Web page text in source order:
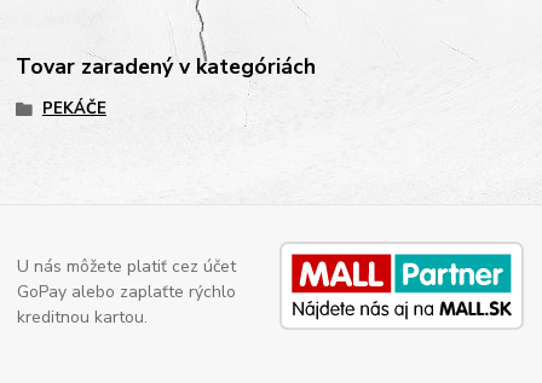
Tovar zaradený v kategóriách
PEKÁČE
U nás môžete platiť cez účet
GoPay alebo zaplaťte rýchlo
kreditnou kartou.